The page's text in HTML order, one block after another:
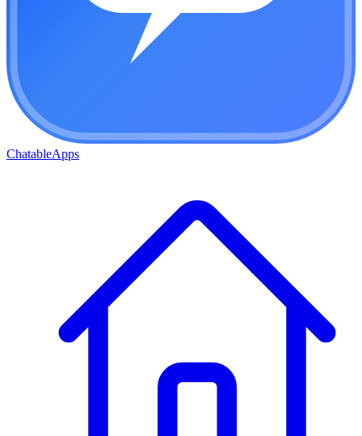
ChatableApps